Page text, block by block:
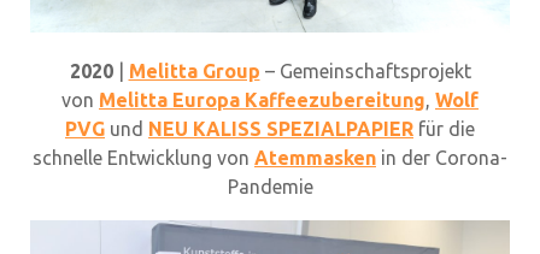
2020| Melitta Group – Gemeinschaftsprojekt
von Melitta Europa Kaffeezubereitung, Wolf
PVG und NEU KALISS SPEZIALPAPIER für die
schnelle Entwicklung von Atemmasken in der Corona-
Pandemie